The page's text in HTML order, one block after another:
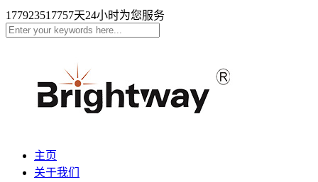
177923517757天24小时为您服务
主页
关于我们